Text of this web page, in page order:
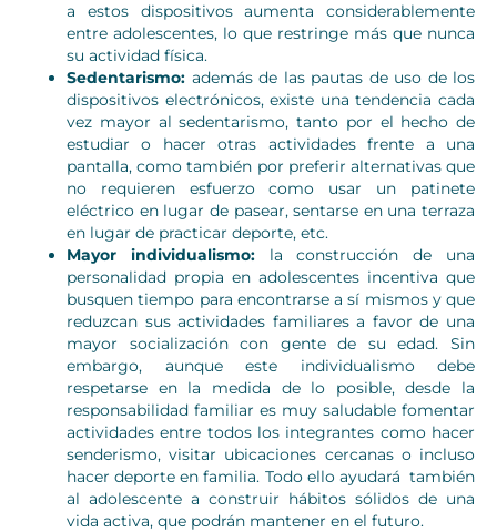
a estos dispositivos aumenta considerablemente
entre adolescentes, lo que restringe más que nunca
su actividad física.
Sedentarismo: además de las pautas de uso de los
dispositivos electrónicos, existe una tendencia cada
vez mayor al sedentarismo, tanto por el hecho de
estudiar o hacer otras actividades frente a una
pantalla, como también por preferir alternativas que
no requieren esfuerzo como usar un patinete
eléctrico en lugar de pasear, sentarse en una terraza
en lugar de practicar deporte, etc.
Mayor individualismo:la construcción de una
personalidad propia en adolescentes incentiva que
busquen tiempo para encontrarse a sí mismos y que
reduzcan sus actividades familiares a favor de una
mayor socialización con gente de su edad. Sin
embargo, aunque este individualismo debe
respetarse en la medida de lo posible, desde la
responsabilidad familiar es muy saludable fomentar
actividades entre todos los integrantes como hacer
senderismo, visitar ubicaciones cercanas o incluso
hacer deporte en familia. Todo ello ayudará también
al adolescente a construir hábitos sólidos de una
vida activa, que podrán mantener en el futuro.